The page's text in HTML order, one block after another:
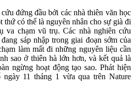
đứng đầu bởi các nhà thiên văn học
thứ có thể là nguyên nhân cho sự già đi
va chạm vũ trụ. Các nhà nghiên cứu
sáp nhập trong giai đoạn sớm của
làm mất đi những nguyên liệu cần
sao ở thiên hà lớn hơn, và kết quả là
ngừng hoạt động tạo sao. Phát hiện
11 tháng 1 vừa qua trên Nature